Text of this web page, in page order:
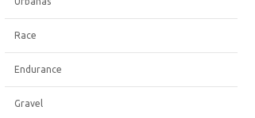
Race
Endurance
Gravel